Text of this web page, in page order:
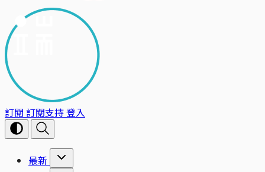
訂閱 訂閱支持登入
最新